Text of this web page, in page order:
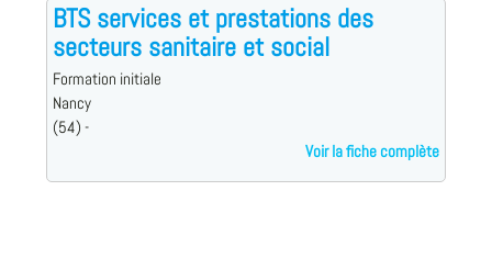
BTS services et prestations des
secteurs sanitaire et social
Formation initiale
Nancy
(54) -
Voir la fiche complète